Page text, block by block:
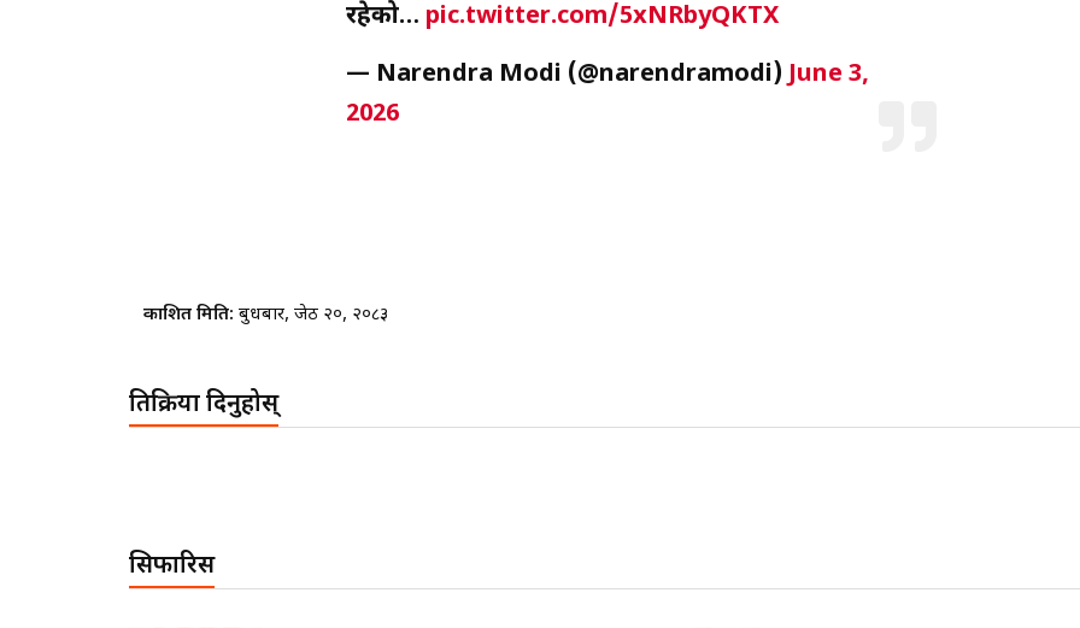
रहेको… pic.twitter.com/5xNRbyQKTX
— Narendra Modi (@narendramodi)June 3,
2026
प्रकाशित मिति: बुधबार, जेठ २०, २०८३
प्रतिक्रिया दिनुहोस्
सिफारिस